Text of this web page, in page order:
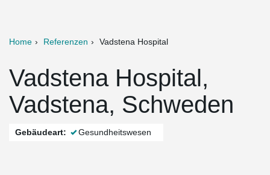
Home Referenzen Vadstena Hospital
Vadstena Hospital,
Vadstena, Schweden
Gebäudeart: Gesundheitswesen